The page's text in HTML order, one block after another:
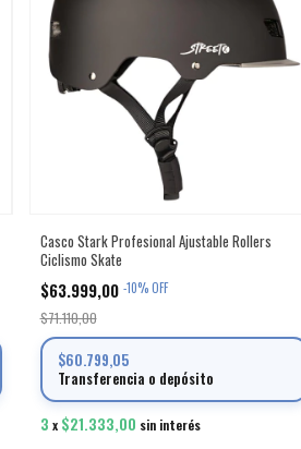
Casco Stark Profesional Ajustable Rollers
Ciclismo Skate
$63.999,00 -10%OFF
$71.110,00
$60.799,05
Transferencia o depósito
3 x $21.333,00 sin interés